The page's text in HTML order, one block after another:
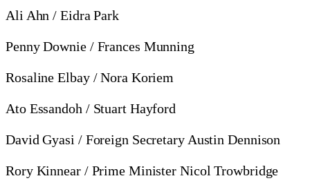
Ali Ahn / Eidra Park
Penny Downie / Frances Munning
Rosaline Elbay / Nora Koriem
Ato Essandoh / Stuart Hayford
David Gyasi / Foreign Secretary Austin Dennison
Rory Kinnear / Prime Minister Nicol Trowbridge